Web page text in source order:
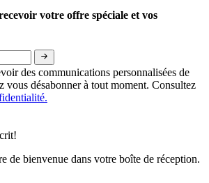
votre offre spéciale et vos
des communications personnalisées de
vous désabonner à tout moment. Consultez
de bienvenue dans votre boîte de réception.